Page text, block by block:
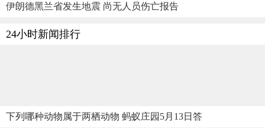
伊朗德黑兰省发生地震 尚无人员伤亡报告
24小时新闻排行
下列哪种动物属于两栖动物 蚂蚁庄园5月13日答